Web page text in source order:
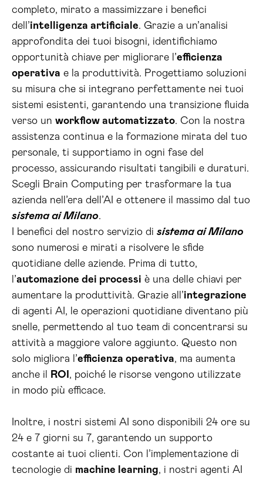
completo, mirato a massimizzare i benefici
dell’intelligenza artificiale. Grazie a un’analisi
approfondita dei tuoi bisogni, identifichiamo
opportunità chiave per migliorare l’efficienza
operativa e la produttività. Progettiamo soluzioni
su misura che si integrano perfettamente nei tuoi
sistemi esistenti, garantendo una transizione fluida
verso un workflow automatizzato. Con la nostra
assistenza continua e la formazione mirata del tuo
personale, ti supportiamo in ogni fase del
processo, assicurando risultati tangibili e duraturi.
Scegli Brain Computing per trasformare la tua
azienda nell’era dell’AI e ottenere il massimo dal tuo
sistema ai Milano.
I benefici del nostro servizio di sistema ai Milano
sono numerosi e mirati a risolvere le sfide
quotidiane delle aziende. Prima di tutto,
l’automazione dei processi è una delle chiavi per
aumentare la produttività. Grazie all’integrazione
di agenti AI, le operazioni quotidiane diventano più
snelle, permettendo al tuo team di concentrarsi su
attività a maggiore valore aggiunto. Questo non
solo migliora l’efficienza operativa, ma aumenta
anche il
ROI , poiché le risorse vengono utilizzate
in modo più efficace.
Inoltre, i nostri sistemi AI sono disponibili 24 ore su
24 e 7 giorni su 7, garantendo un supporto
costante ai tuoi clienti. Con l’implementazione di
tecnologie di machine learning, i nostri agenti AI